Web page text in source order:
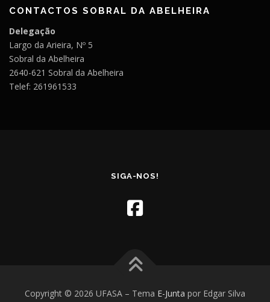
CONTACTOS SOBRAL DA ABELHEIRA
Delegação
Largo da Arieira, Nº 5
Sobral da Abelheira
2640-621 Sobral da Abelheira
Telef: 261961533
SIGA-NOS!
Copyright © 2026 UFASA – Tema E-Junta por Edgar Silva